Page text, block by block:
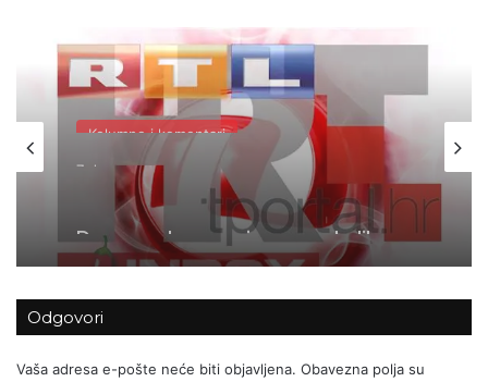
Kolumne i komentari
Dva napada na novinare u nekoliko
dana: Jesu li u Hrvatskoj svi novinari
jednako vrijedni?
Odgovori
Vaša adresa e-pošte neće biti objavljena. Obavezna polja su